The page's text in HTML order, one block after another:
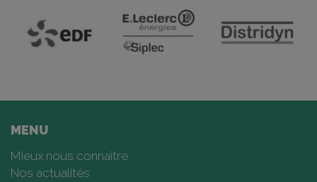
MENU
Mieux nous connaître
Nos actualités